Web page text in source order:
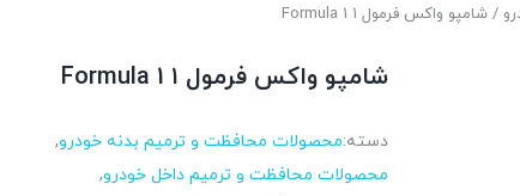
/ شامپو واکس فرمول ۱ Formula 1
شامپو واکس فرمول ۱ Formula 1
دسته:محصولات محافظت و ترمیم بدنه خودرو,
محصولات محافظت و ترمیم داخل خودرو,